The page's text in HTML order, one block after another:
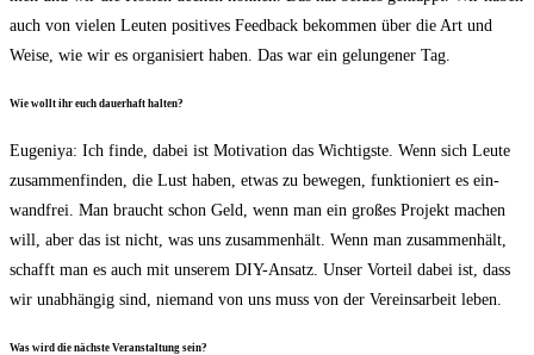
auch von vie­len Leu­ten posi­ti­ves Feed­back bekom­men über die Art und
Wei­se, wie wir es orga­ni­siert haben. Das war ein gelun­ge­ner Tag.
Wie wollt ihr euch dau­er­haft halten?
Euge­ni­ya: Ich fin­de, dabei ist Moti­va­ti­on das Wich­tigs­te. Wenn sich Leu­te
zusam­men­fin­den, die Lust haben, etwas zu bewe­gen, funk­tio­niert es ein­
wand­frei. Man braucht schon Geld, wenn man ein gro­ßes Pro­jekt machen
will, aber das ist nicht, was uns zusam­men­hält. Wenn man zusam­men­hält,
schafft man es auch mit unse­rem DIY-Ansatz. Unser Vor­teil dabei ist, dass
wir unab­hän­gig sind, nie­mand von uns muss von der Ver­eins­ar­beit leben.
Was wird die nächs­te Ver­an­stal­tung sein?